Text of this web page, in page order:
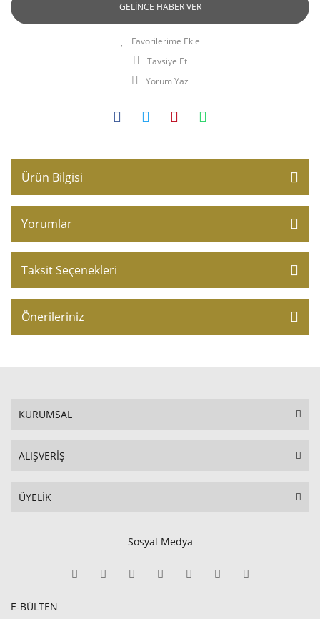
GELİNCE HABER VER
Tavsiye Et
Yorum Yaz
Ürün Bilgisi
Yorumlar
Taksit Seçenekleri
Önerileriniz
KURUMSAL
ALIŞVERİŞ
ÜYELİK
Sosyal Medya
E-BÜLTEN